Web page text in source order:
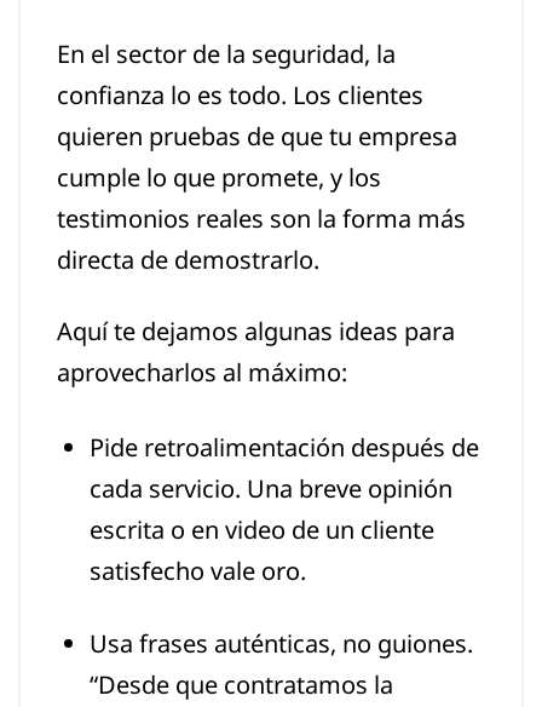
En el sector de la seguridad, la
confianza lo es todo. Los clientes
quieren pruebas de que tu empresa
cumple lo que promete, y los
testimonios reales son la forma más
directa de demostrarlo.
Aquí te dejamos algunas ideas para
aprovecharlos al máximo:
Pide retroalimentación después de
cada servicio. Una breve opinión
escrita o en video de un cliente
satisfecho vale oro.
Usa frases auténticas, no guiones.
“Desde que contratamos la